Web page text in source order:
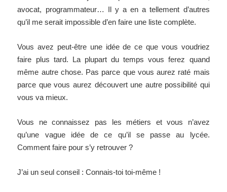
avocat, programmateur… Il y a en a tellement d’autres
qu’il me serait impossible d’en faire une liste complète.
Vous avez peut-être une idée de ce que vous voudriez
faire plus tard. La plupart du temps vous ferez quand
même autre chose. Pas parce que vous aurez raté mais
parce que vous aurez découvert une autre possibilité qui
vous va mieux.
Vous ne connaissez pas les métiers et vous n’avez
qu’une vague idée de ce qu’il se passe au lycée.
Comment faire pour s’y retrouver ?
J’ai un seul conseil : Connais-toi toi-même !